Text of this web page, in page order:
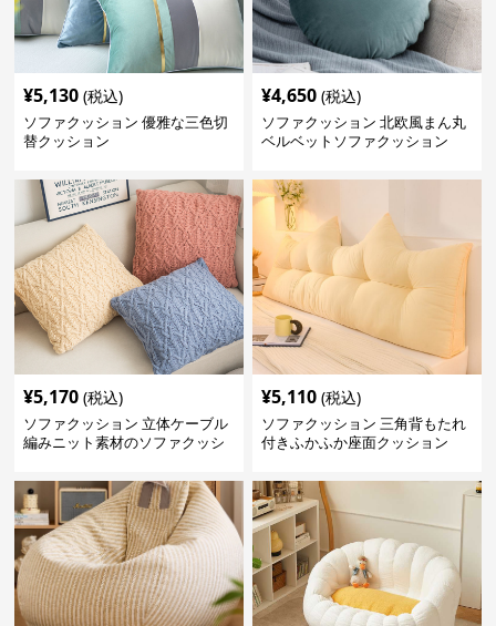
¥5,130 (税込)
ソファクッション 優雅な三色切
替クッション
¥4,650 (税込)
ソファクッション 北欧風まん丸
ベルベットソファクッション
¥5,170 (税込)
ソファクッション 立体ケーブル
編みニット素材のソファクッシ
¥5,110 (税込)
ソファクッション 三角背もたれ
付きふかふか座面クッション